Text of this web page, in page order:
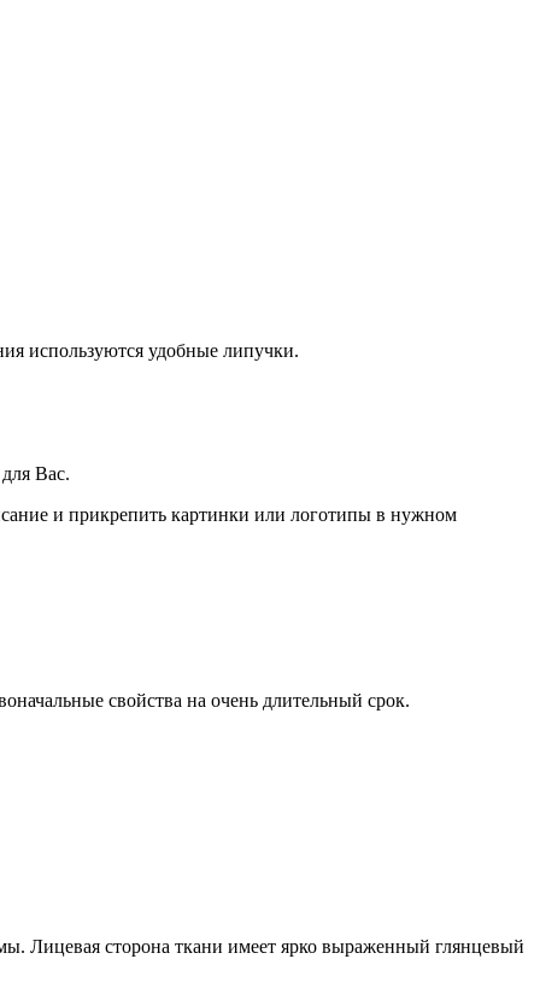
используются удобные липучки.
Вас.
и прикрепить картинки или логотипы в нужном
свойства на очень длительный срок.
Лицевая сторона ткани имеет ярко выраженный глянцевый